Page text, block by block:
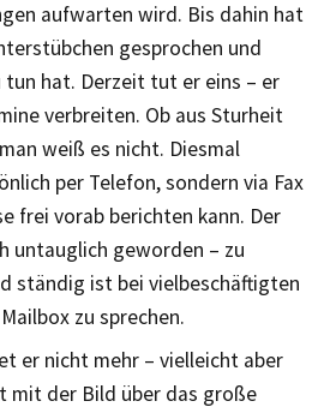
aufwarten wird. Bis dahin hat
gesprochen und
tun hat. Derzeit tut er eins – er
verbreiten. Ob aus Sturheit
weiß es nicht. Diesmal
per Telefon, sondern via Fax
frei vorab berichten kann. Der
untauglich geworden – zu
ständig ist bei vielbeschäftigten
zu sprechen.
er nicht mehr – vielleicht aber
mit der Bild über das große